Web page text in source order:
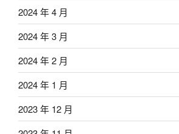
2024 年 4 月
2024 年 3 月
2024 年 2 月
2024 年 1 月
2023 年 12 月